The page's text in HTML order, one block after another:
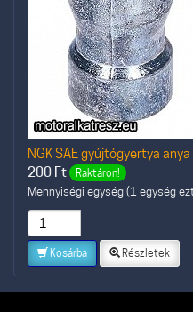
NGK SAE gyújtógyertya
200 Ft Raktáron!
Mennyiségi egység (1 egység
Kosárba Részletek